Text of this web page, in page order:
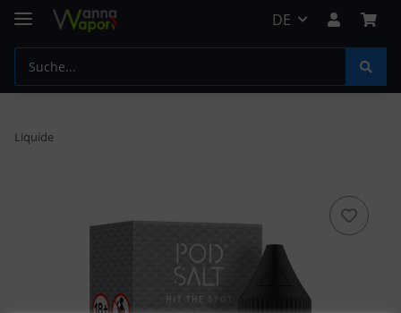
DE
Liquide